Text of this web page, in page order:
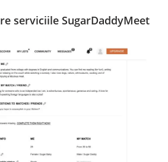
serviciile SugarDaddyMeet